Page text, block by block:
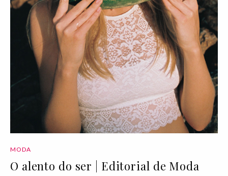
MODA
O alento do ser | Editorial de Moda